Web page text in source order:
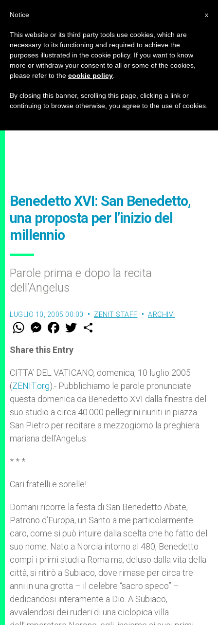
Benedetto XVI: San Benedetto,
una proposta per l’inizio del
millennio
Parole prima e dopo la recita
dell’Angelus
LUGLIO 10, 2005 00:00 ZENIT STAFF ARCHIVI
W
t
s
p
p
M
e
s
e
g
e
r
F
a
e
b
o
k
w
r
Share this Entry
CITTA’ DEL VATICANO, domenica, 10 luglio 2005
(ZENIT.org).- Pubblichiamo le parole pronunciate
questa domenica da Benedetto XVI dalla finestra del
suo studio a circa 40.000 pellegrini riuniti in piazza
San Pietro per recitare a mezzogiorno la preghiera
mariana dell’Angelus.
* * *
Cari fratelli e sorelle!
Domani ricorre la festa di San Benedetto Abate,
Patrono d’Europa, un Santo a me particolarmente
caro, come si può intuire dalla scelta che ho fatto del
suo nome. Nato a Norcia intorno al 480, Benedetto
compì i primi studi a Roma ma, deluso dalla vita della
città, si ritirò a Subiaco, dove rimase per circa tre
anni in una grotta – il celebre “sacro speco” –
dedicandosi interamente a Dio. A Subiaco,
avvalendosi dei ruderi di una ciclopica villa
x
Notice
This website or its third party tools use cookies, which are
necessary to its functioning and required to achieve the
purposes illustrated in the cookie policy. If you want to know
more or withdraw your consent to all or some of the cookies,
please refer to the cookie policy
By closing this banner, scrolling this page, clicking a link or
continuing to browse otherwise, you agree to the use of cookies.